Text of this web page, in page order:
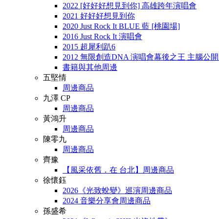
2022 [好好好想見到你] 高雄跨年演唱會
2021 好好好想見到你
2020 Just Rock It BLUE 藍 [桃園場]
2016 Just Rock It 演唱會
2015 超犀利趴6
2012 無限創造DNA 演唱會幕後之王 主腦公
書籍與其他周邊
五堅情
周邊商品
九澤 CP
周邊商品
黃鴻升
周邊商品
陳零九
周邊商品
齊豫
【風采依舊．在 台北】周邊商品
徐懷鈺
2026《光致蛻變》巡演周邊商品
2024 音樂分享會周邊商品
孫盛希